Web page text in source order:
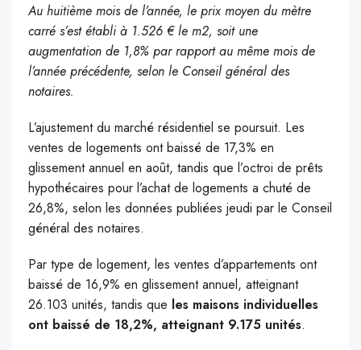
Au huitième mois de l’année, le prix moyen du mètre
carré s’est établi à 1.526 € le m2, soit une
augmentation de 1,8% par rapport au même mois de
l’année précédente, selon le Conseil général des
notaires.
L’ajustement du marché résidentiel se poursuit. Les
ventes de logements ont baissé de 17,3% en
glissement annuel en août, tandis que l’octroi de prêts
hypothécaires pour l’achat de logements a chuté de
26,8%, selon les données publiées jeudi par le Conseil
général des notaires.
Par type de logement, les ventes d’appartements ont
baissé de 16,9% en glissement annuel, atteignant
26.103 unités, tandis que les maisons individuelles
ont baissé de 18,2%, atteignant 9.175 unités.